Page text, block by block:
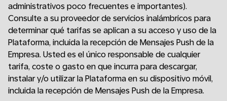
administrativos poco frecuentes e importantes).
Consulte a su proveedor de servicios inalámbricos para
determinar qué tarifas se aplican a su acceso y uso de la
Plataforma, incluida la recepción de Mensajes Push de la
Empresa. Usted es el único responsable de cualquier
tarifa, coste o gasto en que incurra para descargar,
instalar y/o utilizar la Plataforma en su dispositivo móvil,
incluida la recepción de Mensajes Push de la Empresa.